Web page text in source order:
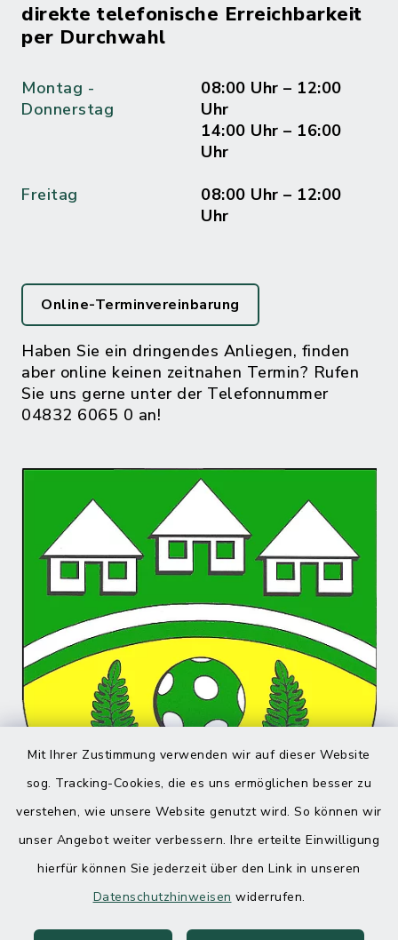
Mit Ihrer Zustimmung verwenden wir auf dieser Website
sog. Tracking-Cookies, die es uns ermöglichen besser zu
verstehen, wie unsere Website genutzt wird. So können wir
unser Angebot weiter verbessern. Ihre erteilte Einwilligung
hierfür können Sie jederzeit über den Link in unseren
Datenschutzhinweisen widerrufen.
direkte telefonische Erreichbarkeit
per Durchwahl
Montag -
Donnerstag
08:00 Uhr – 12:00
Uhr
14:00 Uhr – 16:00
Uhr
Freitag
08:00 Uhr – 12:00
Uhr
Online-Terminvereinbarung
Haben Sie ein dringendes Anliegen, finden
aber online keinen zeitnahen Termin? Rufen
Sie uns gerne unter der Telefonnummer
04832 6065 0 an!